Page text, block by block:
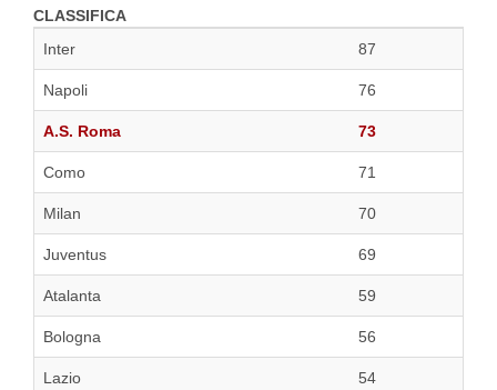
CLASSIFICA
Inter
87
Napoli 76
A.S. Roma 73
Como 71
Milan 70
Juventus 69
Atalanta 59
Bologna 56
Lazio 54